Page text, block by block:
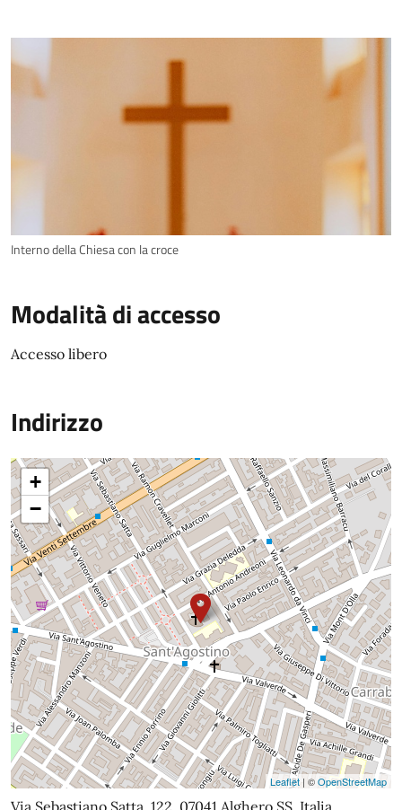
Interno della Chiesa con la croce
Modalità di accesso
Accesso libero
Indirizzo
+
−
Leaflet | ©OpenStreetMap